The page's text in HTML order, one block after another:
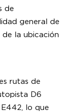
de
general de
de la ubicación
rutas de
D6
lo que